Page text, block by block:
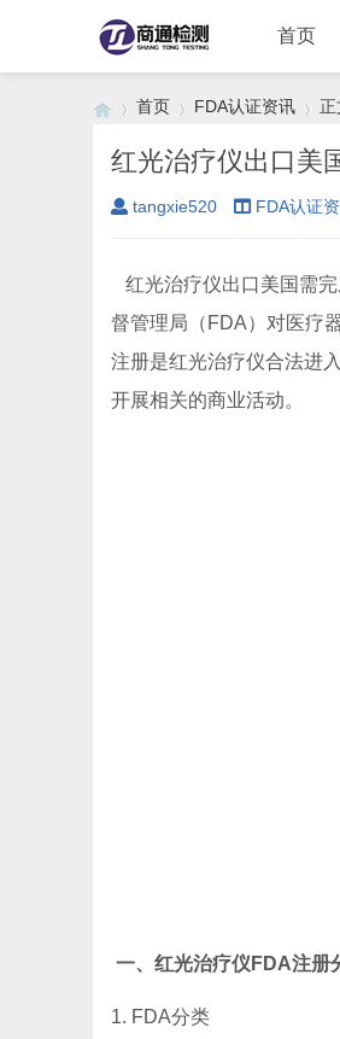
首页
›
首页
›
FDA认证资讯
›
正
红光治疗仪出口美
tangxie520 FDA认证
红光治疗仪出口美国需
督管理局（FDA）对医疗
注册是红光治疗仪合法进
开展相关的商业活动。
一、红光治疗仪FDA注册
1. FDA分类